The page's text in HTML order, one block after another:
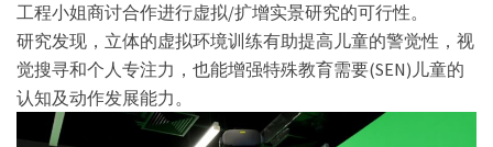
工程小姐商讨合作进行虚拟/扩增实景研究的可行性。
研究发现，立体的虚拟环境训练有助提高儿童的警觉性，视
觉搜寻和个人专注力，也能增强特殊教育需要(SEN)儿童的
认知及动作发展能力。